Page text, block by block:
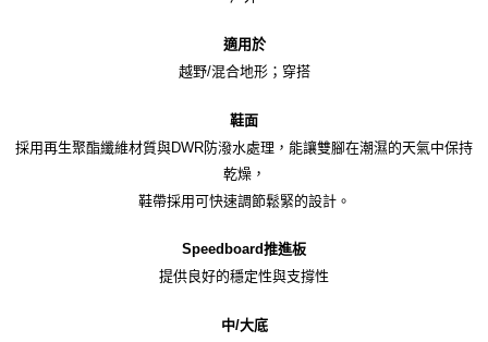
適用於
越野/混合地形；穿搭
鞋面
採用再生聚酯纖維材質與DWR防潑水處理，能讓雙腳在潮濕的天氣中保持
乾燥，
鞋帶採用可快速調節鬆緊的設計。
Speedboard推進板
提供良好的穩定性與支撐性
中/大底